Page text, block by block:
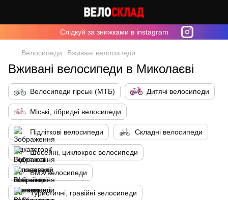
Cлідкуй за знижками в instagram
Велосипеди Вживані велосипеди
Вживані велосипеди в Миколаєві
Велосипеди гірські (МТБ) Дитячі велосипеди
Міські, гібридні велосипеди
Підліткові велосипеди Складні велосипеди
Шосейні, циклокрос велосипеди
BMX велосипеди
Туристичні, гравійні велосипеди